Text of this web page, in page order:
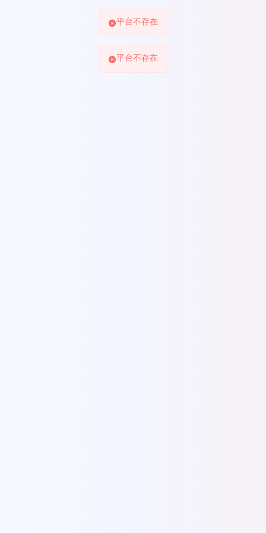
平台不存在
平台不存在